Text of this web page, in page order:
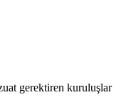
gerektiren kuruluşlar